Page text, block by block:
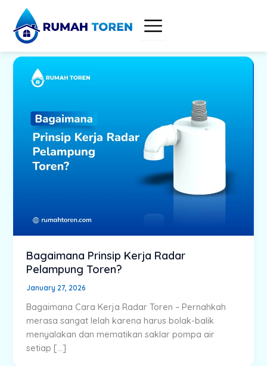
content
Bagaimana Prinsip Kerja Radar
Pelampung Toren?
January 27, 2026
Bagaimana Cara Kerja Radar Toren – Pernahkah
merasa sangat lelah karena harus bolak-balik
menyalakan dan mematikan saklar pompa air
setiap […]